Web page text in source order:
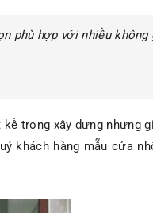
phù hợp với nhiều
trong xây dựng nhưng
khách hàng mẫu cửa